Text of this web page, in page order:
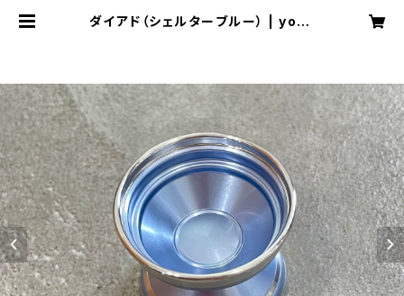
ダイアド（シェルターブルー） | yoyo